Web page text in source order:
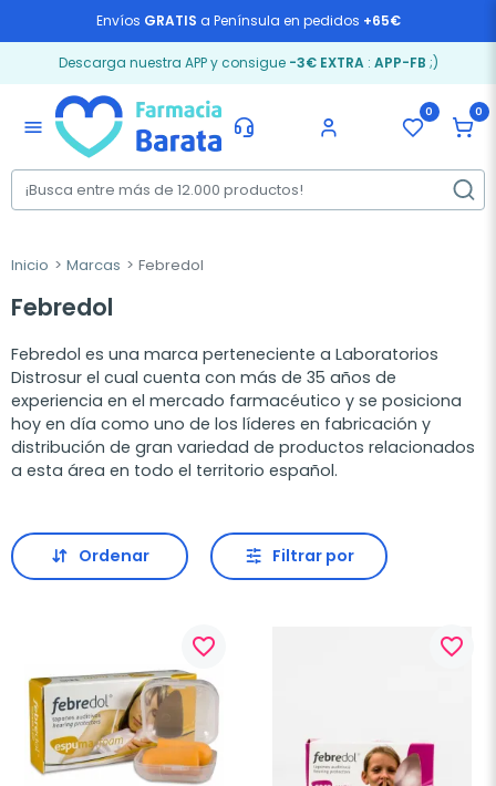
Envíos GRATIS a Península en pedidos +65€
Descarga nuestra APP y consigue -3€ EXTRA: APP-FB ;)
menu
0 0
Inicio Marcas Febredol
Febredol
Febredol es una marca perteneciente a Laboratorios
Distrosur el cual cuenta con más de 35 años de
experiencia en el mercado farmacéutico y se posiciona
hoy en día como uno de los líderes en fabricación y
distribución de gran variedad de productos relacionados
a esta área en todo el territorio español.
Ordenar Filtrar por
favorite_border favorite_border